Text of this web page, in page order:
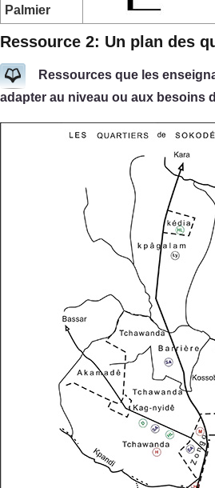
Palmier
Ressource 2: Un plan des
Ressources que les
adapter au niveau ou aux besoins